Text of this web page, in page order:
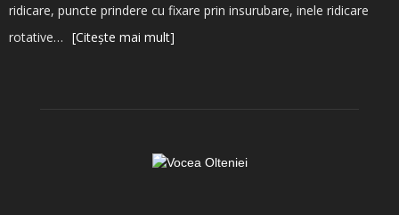
ridicare, puncte prindere cu fixare prin insurubare, inele ridicare
rotative… [Citește mai mult]